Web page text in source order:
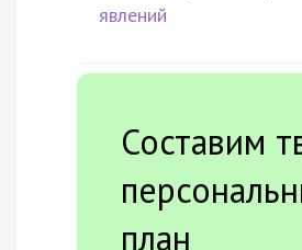
явлений
Составим
план